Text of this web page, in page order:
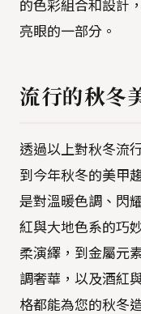
的色彩組合和設計
亮眼的一部分。
流行的秋冬
透過以上對秋冬流
到今年秋冬的美甲
是對溫暖色調、閃
紅與大地色系的巧
柔演繹，到金屬元
調奢華，以及酒紅
格都能為您的秋冬